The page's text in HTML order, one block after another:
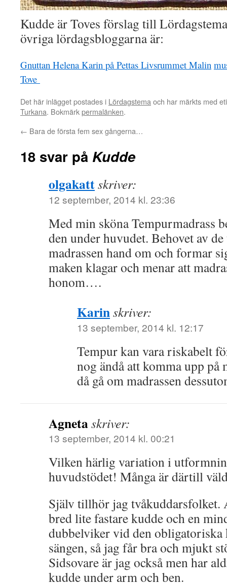
Kudde är Toves förslag till
övriga lördagsbloggarna är:
Gnuttan HelenaKarin på Pettas Livsrummet Malin
Tove
Det här inlägget postades i Lördagstema och har märkts med
Turkana. Bokmärkpermalänken.
← Bara de första fem sex gångerna…
18 svar på Kudde
olgakattskriver:
12 september, 2014 kl. 23:36
Med min sköna Tempurmadrass
den under huvudet. Behovet av
madrassen hand om och formar
maken klagar och menar att
honom….
Karinskriver:
13 september, 2014 kl. 12:17
Tempur kan vara riskabelt
nog ändå att komma upp på
då gå om madrassen
Agnetaskriver:
13 september, 2014 kl. 00:21
Vilken härlig variation i
huvudstödet! Många är därtill
Själv tillhör jag tvåkuddarsfolket.
bred lite fastare kudde och en
dubbelviker vid den obligatoriska
sängen, så jag får bra och mjukt
Sidsovare är jag också men har
kudde under arm och ben.